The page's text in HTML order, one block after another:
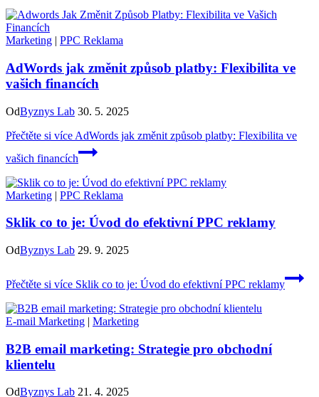
Marketing | PPC Reklama
AdWords jak změnit způsob platby: Flexibilita ve
vašich financích
OdByznys Lab 30. 5. 2025
Přečtěte si více AdWords jak změnit způsob platby: Flexibilita ve
vašich financích
Marketing | PPC Reklama
Sklik co to je: Úvod do efektivní PPC reklamy
OdByznys Lab 29. 9. 2025
Přečtěte si více Sklik co to je: Úvod do efektivní PPC reklamy
E-mail Marketing | Marketing
B2B email marketing: Strategie pro obchodní
klientelu
OdByznys Lab 21. 4. 2025